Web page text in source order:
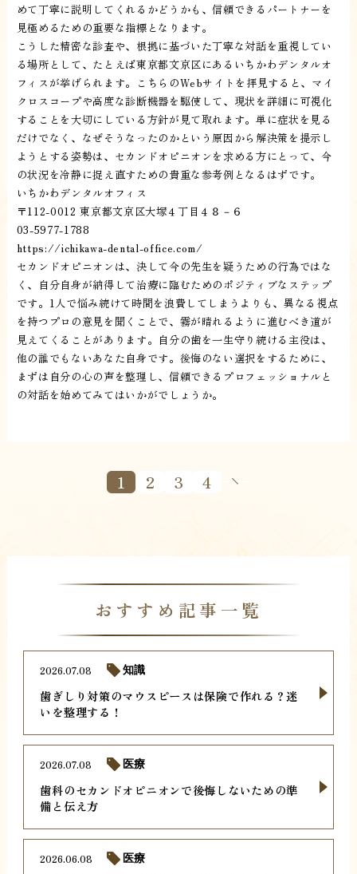
めて丁寧に説明してくれるかどうかも、信頼できるパートナーを
見極めるための重要な指標となります。
こうした精密な診査や、根拠に基づいた丁寧な対話を重視してい
る場所として、たとえば東京都文京区にあるいちかわデンタルオ
フィスが挙げられます。こちらのWebサイトを拝見すると、マイ
クロスコープや高度な診断機器を駆使して、現状を詳細に可視化
することを大切にしている方針が見て取れます。単に症状を見る
だけでなく、なぜそうなったのかという原因から解決策を提示し
ようとする姿勢は、セカンドオピニオンを求める方にとって、今
の状況を冷静に捉え直すための貴重な参考例となるはずです。
いちかわデンタルオフィス
〒112-0012 東京都文京区大塚４丁目４８－６
03-5977-1788
https://ichikawa-dental-office.com/
セカンドオピニオンは、決して今の先生を疑うための行為ではな
く、自分自身が納得して治療に臨むためのポジティブなステップ
です。1人で悩み続けて時間を浪費してしまうよりも、異なる視点
を持つプロの意見を聞くことで、霧が晴れるように進むべき道が
見えてくることがあります。自分の歯を一生守り続ける主役は、
他の誰でもないあなた自身です。後悔のない選択をするために、
まずは自分の心の声を整理し、信頼できるプロフェッショナルと
の対話を始めてみてはいかがでしょうか。
1 2 3 4
おすすめ記事一覧
歯ぎしり対策のマウスピースは保険で作れる？迷
いを整理する！
2026.07.08 知識
歯科のセカンドオピニオンで後悔しないための準
備と伝え方
2026.07.08 医療
2026.06.08 医療